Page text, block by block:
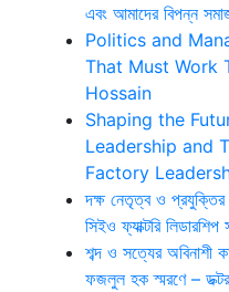
এবং আমাদের বিপন্ন
Politics and
That Must Work
Hossain
Shaping the
Leadership and
Factory
দক্ষ নেতৃত্ব ও প্রযুক্তির
সিইও ফ্যাক্টরি লিডারশিপ
শব্দ ও সত্যের অবিনাশী
ফজলুল হক স্মরণে – ডক্টর